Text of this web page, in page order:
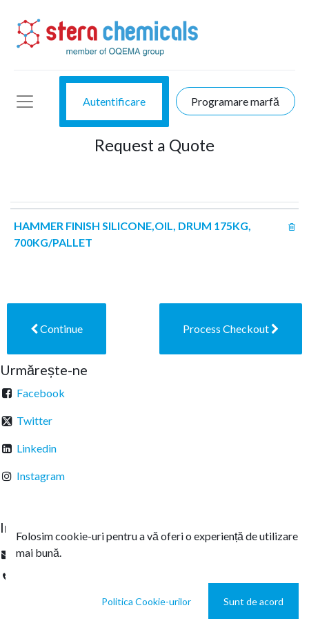
Autentificare Programare marfă
Request a Quote
HAMMER FINISH SILICONE,OIL, DRUM 175KG,
700KG/PALLET
Continue Process Checkout
Urmărește-ne
Facebook
Twitter
Linkedin
Instagram
Intrați în legătură
office@sterachemicals.ro
Folosim cookie-uri pentru a vă oferi o experiență de utilizare
mai bună.
Politica Cookie-urilor Sunt de acord